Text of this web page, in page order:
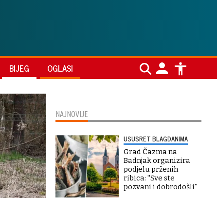
BIJEG OGLASI
NAJNOVIJE
USUSRET BLAGDANIMA
Grad Čazma na
Badnjak organizira
podjelu prženih
ribica: ''Sve ste
pozvani i dobrodošli''